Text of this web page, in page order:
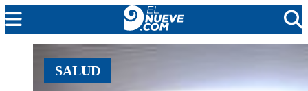
MENDOZA
CADA DÍA
SALUD